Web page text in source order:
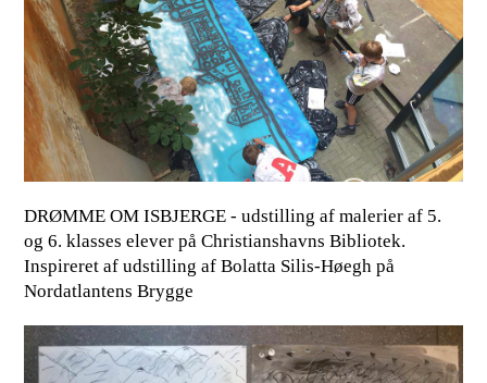
DRØMME OM ISBJERGE - udstilling af malerier af 5.
og 6. klasses elever på Christianshavns Bibliotek.
Inspireret af udstilling af Bolatta Silis-Høegh på
Nordatlantens Brygge